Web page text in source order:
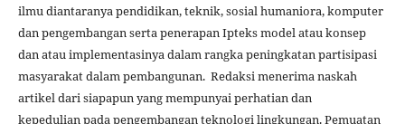
ilmu diantaranya pendidikan, teknik, sosial humaniora, komputer
dan pengembangan serta penerapan Ipteks model atau konsep
dan atau implementasinya dalam rangka peningkatan partisipasi
masyarakat dalam pembangunan. Redaksi menerima naskah
artikel dari siapapun yang mempunyai perhatian dan
kepedulian pada pengembangan teknologi lingkungan. Pemuatan